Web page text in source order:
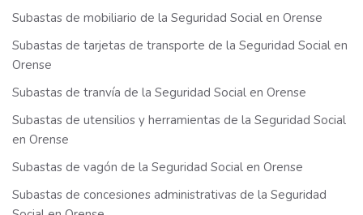
Subastas de mobiliario de la Seguridad Social en Orense
Subastas de tarjetas de transporte de la Seguridad Social en
Orense
Subastas de tranvía de la Seguridad Social en Orense
Subastas de utensilios y herramientas de la Seguridad Social
en Orense
Subastas de vagón de la Seguridad Social en Orense
Subastas de concesiones administrativas de la Seguridad